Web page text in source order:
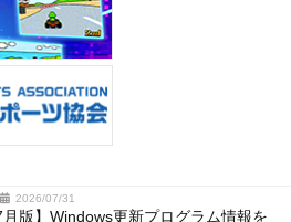
2026/07/31
月版】Windows更新プログラム情報を